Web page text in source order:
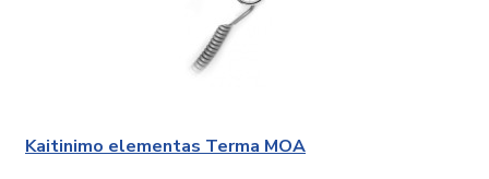
Kaitinimo elementas Terma MOA